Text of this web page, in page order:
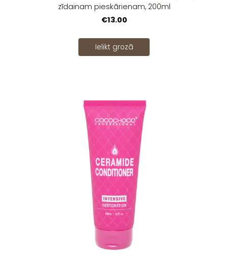
zīdainam pieskārienam, 200ml
€13.00
Ielikt grozā